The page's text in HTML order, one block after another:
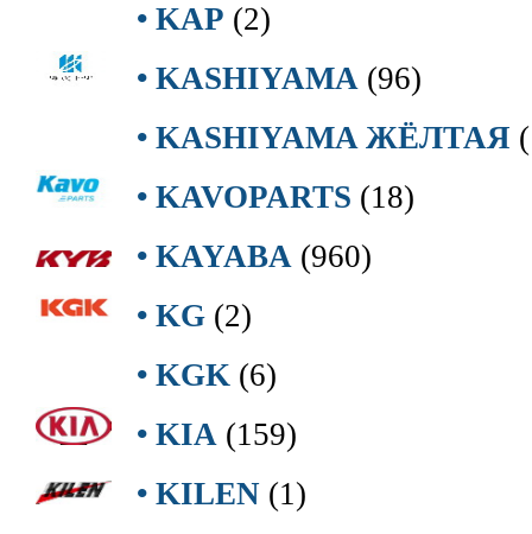
• KAP (2)
• KASHIYAMA (96)
• KASHIYAMA ЖЁЛТАЯ
• KAVOPARTS (18)
• KAYABA (960)
• KG (2)
• KGK (6)
• KIA (159)
• KILEN (1)